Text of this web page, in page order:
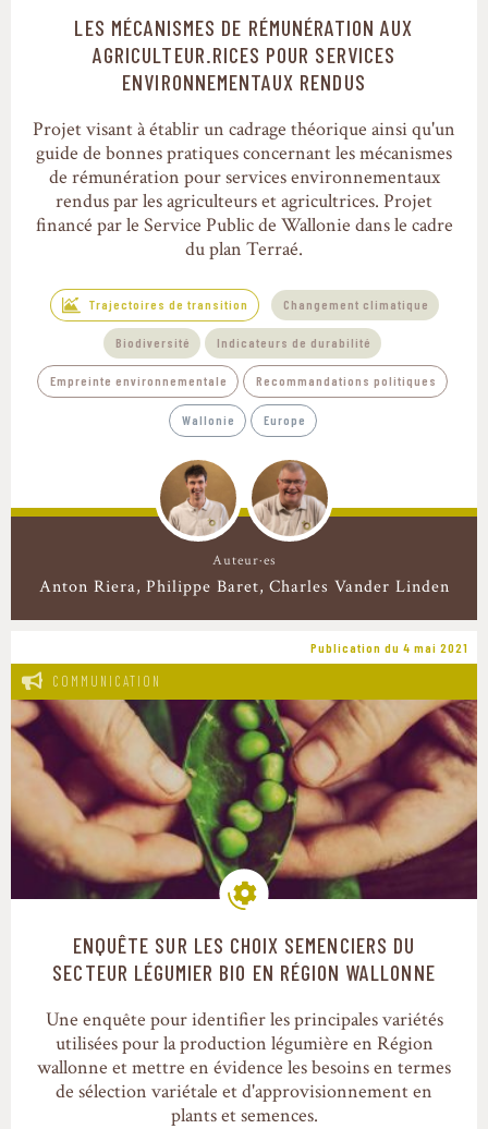
Trajectoires de transition
LES MÉCANISMES DE RÉMUNÉRATION AUX
AGRICULTEUR.RICES POUR SERVICES
ENVIRONNEMENTAUX RENDUS
Projet visant à établir un cadrage théorique ainsi qu'un
guide de bonnes pratiques concernant les mécanismes
de rémunération pour services environnementaux
rendus par les agriculteurs et agricultrices. Projet
financé par le Service Public de Wallonie dans le cadre
du plan Terraé.
Trajectoires de transition Changement climatique
Biodiversité Indicateurs de durabilité
Empreinte environnementale Recommandations politiques
Wallonie Europe
Auteur·es
Anton Riera Philippe Baret Charles Vander Linden
Publication du 4 mai 2021
COMMUNICATION
Modes de production
ENQUÊTE SUR LES CHOIX SEMENCIERS DU
SECTEUR LÉGUMIER BIO EN RÉGION WALLONNE
Une enquête pour identifier les principales variétés
utilisées pour la production légumière en Région
wallonne et mettre en évidence les besoins en termes
de sélection variétale et d'approvisionnement en
plants et semences.